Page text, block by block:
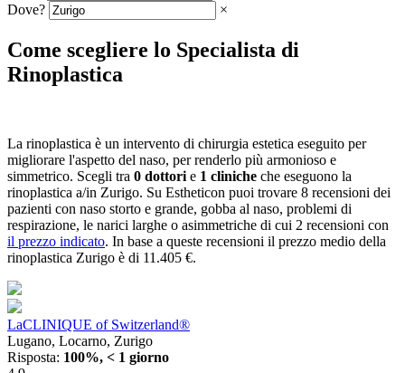
Dove?
×
Come scegliere lo Specialista di
Rinoplastica
La rinoplastica è un intervento di chirurgia estetica eseguito per
migliorare l'aspetto del naso, per renderlo più armonioso e
simmetrico. Scegli tra 0 dottori e 1 cliniche che eseguono la
rinoplastica a/in Zurigo. Su Estheticon puoi trovare 8 recensioni dei
pazienti con naso storto e grande, gobba al naso, problemi di
respirazione, le narici larghe o asimmetriche di cui 2 recensioni con
il prezzo indicato. In base a queste recensioni il prezzo medio della
rinoplastica Zurigo è di 11.405 €.
LaCLINIQUE of Switzerland®
Lugano, Locarno, Zurigo
Risposta: 100%, < 1 giorno